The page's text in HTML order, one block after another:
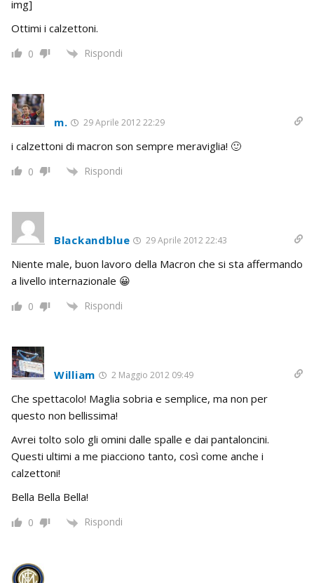
img]
Ottimi i calzettoni.
0 Rispondi
m. 29 Aprile 2012 22:29
i calzettoni di macron son sempre meraviglia! 🙂
0 Rispondi
Blackandblue 29 Aprile 2012 22:43
Niente male, buon lavoro della Macron che si sta affermando
a livello internazionale 😀
0 Rispondi
William 2 Maggio 2012 09:49
Che spettacolo! Maglia sobria e semplice, ma non per
questo non bellissima!
Avrei tolto solo gli omini dalle spalle e dai pantaloncini.
Questi ultimi a me piacciono tanto, così come anche i
calzettoni!
Bella Bella Bella!
0 Rispondi